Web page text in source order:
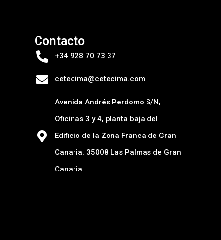
Contacto
+34 928 70 73 37
cetecima@cetecima.com
Avenida Andrés Perdomo S/N,
Oficinas 3 y 4, planta baja del
Edificio de la Zona Franca de Gran
Canaria. 35008 Las Palmas de Gran
Canaria